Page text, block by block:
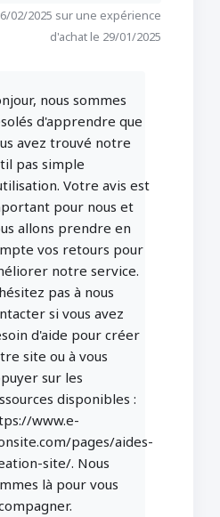
02/2025 sur une expérience
d'achat le 29/01/2025
nous sommes
d'apprendre que
avez trouvé notre
pas simple
Votre avis est
pour nous et
allons prendre en
vos retours pour
notre service.
pas à nous
si vous avez
d'aide pour créer
site ou à vous
sur les
disponibles :
www.e-
pages/aides-
site/. Nous
là pour vous